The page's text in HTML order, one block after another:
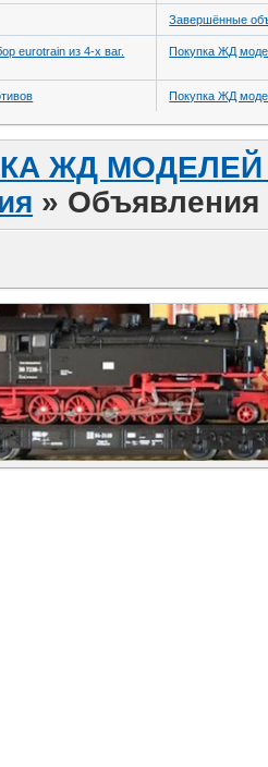
Завершённые
eurotrain из 4-х ваг.
Покупка ЖД
Покупка ЖД
ЖД МОДЕЛЕЙ
»